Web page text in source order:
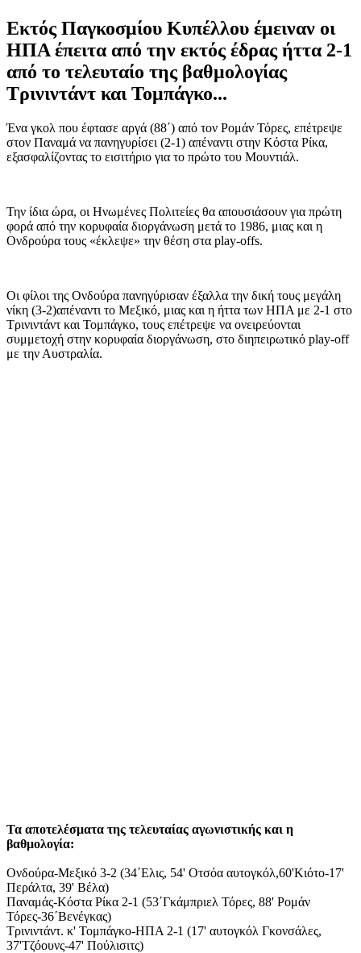
Εκτός Παγκοσμίου Κυπέλλου έμειναν οι
ΗΠΑ έπειτα από την εκτός έδρας ήττα 2-1
από το τελευταίο της βαθμολογίας
Τρινιντάντ και Τομπάγκο...
Ένα γκολ που έφτασε αργά (88΄) από τον Ρομάν Τόρες, επέτρεψε
στον Παναμά να πανηγυρίσει (2-1) απέναντι στην Κόστα Ρίκα,
εξασφαλίζοντας το εισιτήριο για το πρώτο του Μουντιάλ.
Την ίδια ώρα, οι Ηνωμένες Πολιτείες θα απουσιάσουν για πρώτη
φορά από την κορυφαία διοργάνωση μετά το 1986, μιας και η
Ονδρούρα τους «έκλεψε» την θέση στα play-offs.
Οι φίλοι της Ονδούρα πανηγύρισαν έξαλλα την δική τους μεγάλη
νίκη (3-2)απέναντι το Μεξικό, μιας και η ήττα των ΗΠΑ με 2-1 στο
Τρινιντάντ και Τομπάγκο, τους επέτρεψε να ονειρεύονται
συμμετοχή στην κορυφαία διοργάνωση, στο διηπειρωτικό play-off
με την Αυστραλία.
Τα αποτελέσματα της τελευταίας αγωνιστικής και η
βαθμολογία:
Ονδούρα-Μεξικό 3-2 (34΄Ελις, 54' Οτσόα αυτογκόλ,60'Κιότο-17'
Περάλτα, 39' Βέλα)
Παναμάς-Κόστα Ρίκα 2-1 (53΄Γκάμπριελ Τόρες, 88' Ρομάν
Τόρες-36΄Βενέγκας)
Τρινιντάντ. κ' Τομπάγκο-ΗΠΑ 2-1 (17' αυτογκόλ Γκονσάλες,
37'Τζόουνς-47' Πούλισιτς)